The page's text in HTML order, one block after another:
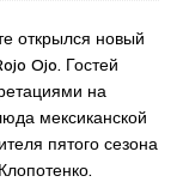
открылся новый
Ojo. Гостей
на
мексиканской
пятого сезона